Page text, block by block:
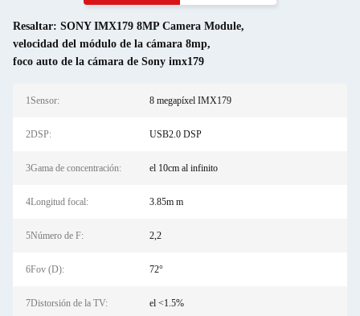
Resaltar: SONY IMX179 8MP Camera Module,
velocidad del módulo de la cámara 8mp,
foco auto de la cámara de Sony imx179
1Sensor: 8 megapíxel IMX179
2DSP: USB2.0 DSP
3Gama de concentración: el 10cm al infinito
4Longitud focal: 3.85m m
5Número de F: 2,2
6Fov (D): 72°
7Distorsión de la TV: el <1.5%